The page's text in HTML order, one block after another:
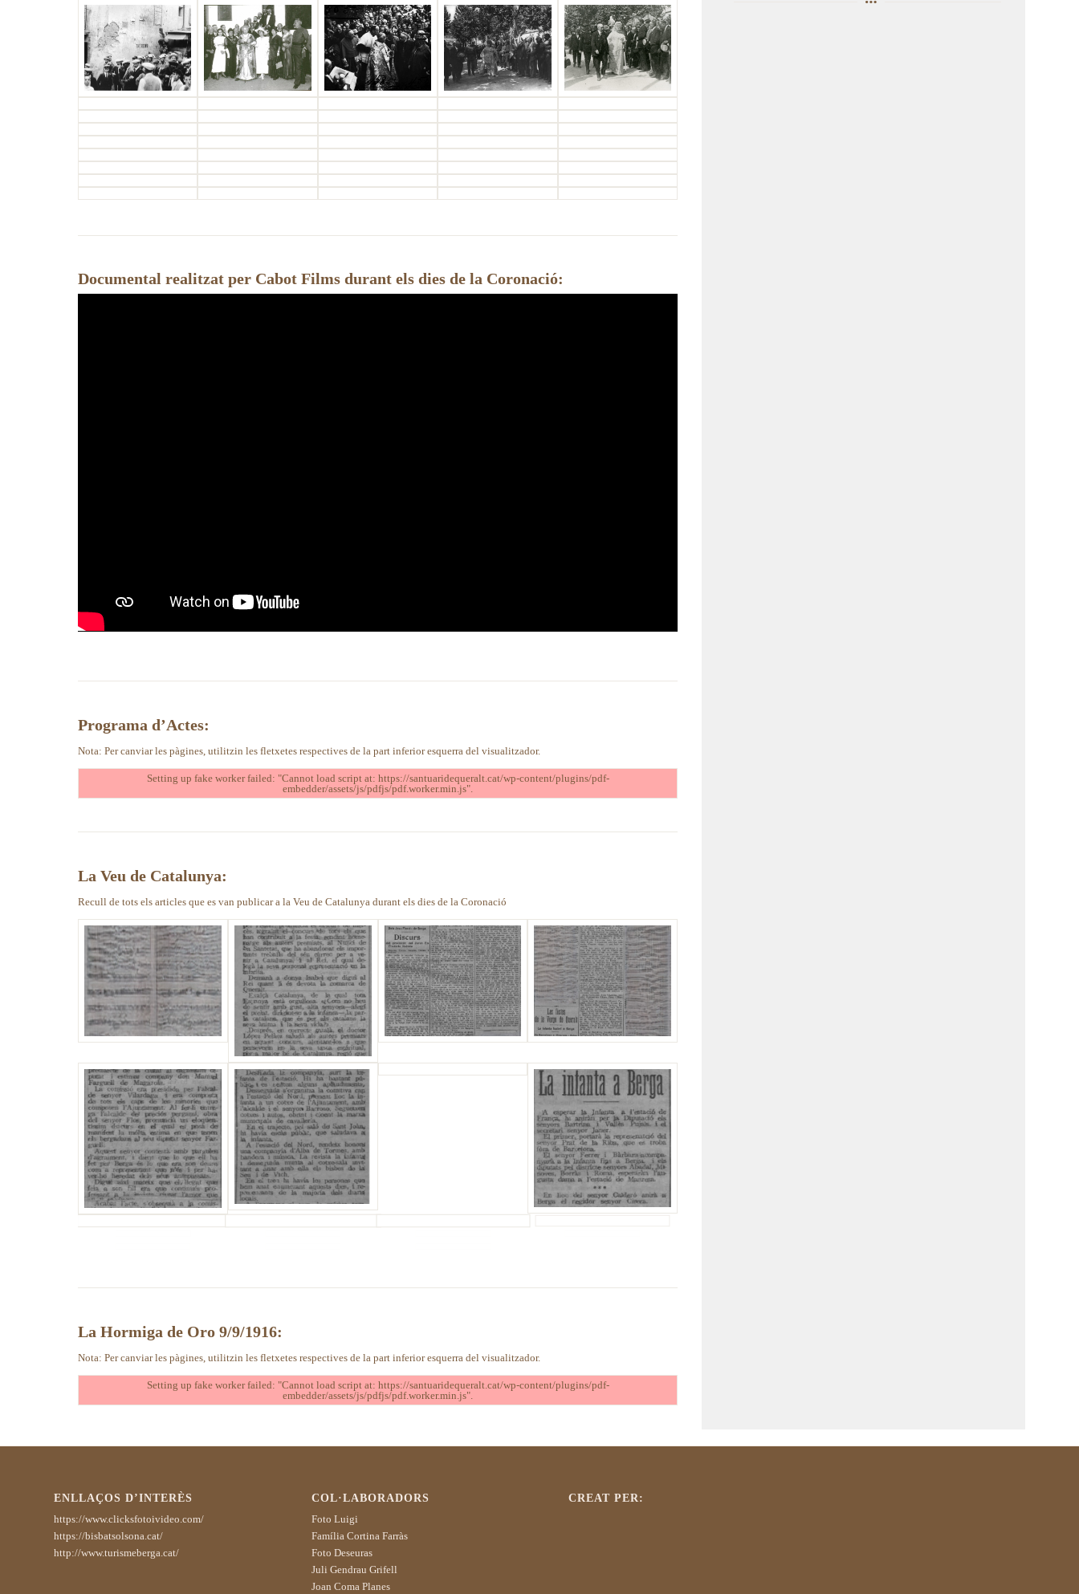
Documental realitzat per Cabot Films durant els dies de la Coronació:
Programa d’Actes:
Nota: Per canviar les pàgines, utilitzin les fletxetes respectives de la part inferior esquerra del visualitzador.
Setting up fake worker failed: "Cannot load script at: https://santuaridequeralt.cat/wp-content/plugins/pdf-
embedder/assets/js/pdfjs/pdf.worker.min.js".
La Veu de Catalunya:
Recull de tots els articles que es van publicar a la Veu de Catalunya durant els dies de la Coronació
La Hormiga de Oro 9/9/1916:
Nota: Per canviar les pàgines, utilitzin les fletxetes respectives de la part inferior esquerra del visualitzador.
Setting up fake worker failed: "Cannot load script at: https://santuaridequeralt.cat/wp-content/plugins/pdf-
embedder/assets/js/pdfjs/pdf.worker.min.js".
ENLLAÇOS D’INTERÈS
https://www.clicksfotoivideo.com/
https://bisbatsolsona.cat/
http://www.turismeberga.cat/
COL·LABORADORS
Foto Luigi
Família Cortina Farràs
Foto Deseuras
Juli Gendrau Grifell
Joan Coma Planes
CREAT PER: